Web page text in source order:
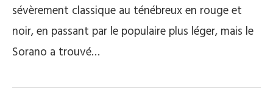
sévèrement classique au ténébreux en rouge et
noir, en passant par le populaire plus léger, mais le
Sorano a trouvé…